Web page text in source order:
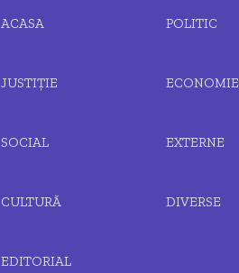
ACASA POLITIC
JUSTIȚIE ECONOMIE
SOCIAL EXTERNE
CULTURĂ DIVERSE
EDITORIAL